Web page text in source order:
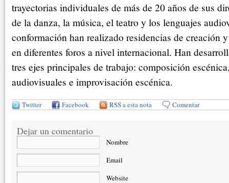
trayectorias individuales de más de 20 años de sus
de la danza, la música, el teatro y los lenguajes
conformación han realizado residencias de creación
en diferentes foros a nivel internacional. Han
tres ejes principales de trabajo: composición
audiovisuales e improvisación escénica.
Twitter Facebook RSS a esta nota Comentar
Dejar un comentario
Nombre
Email
Website